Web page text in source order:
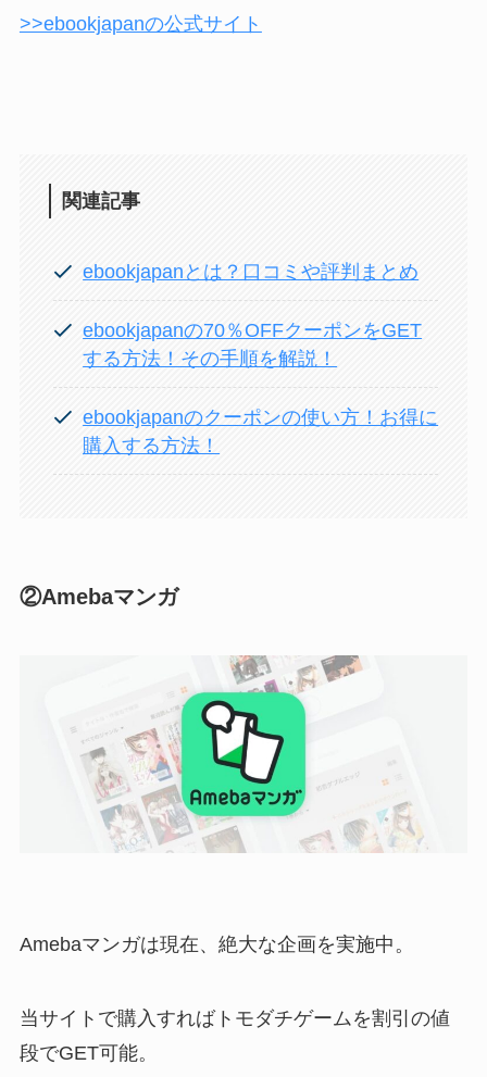
>>ebookjapanの公式サイト
関連記事
ebookjapanとは？口コミや評判まとめ
ebookjapanの70％OFFクーポンをGET
する方法！その手順を解説！
ebookjapanのクーポンの使い方！お得に
購入する方法！
②Amebaマンガ
Amebaマンガは現在、絶大な企画を実施中。
当サイトで購入すればトモダチゲームを割引の値
段でGET可能。